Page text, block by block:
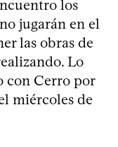
los
jugarán en el
las obras de
Lo
con Cerro por
miércoles de